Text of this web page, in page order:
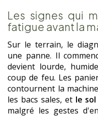
Les signes qui
fatigue avant la
Sur le terrain, le
une panne. Il
devient lourde,
coup de feu. Les
contournent la
les bacs sales, et le
malgré les gestes